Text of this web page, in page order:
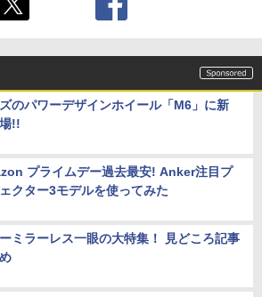
のパワーデザインホイール「M6」に新
!!
プライムデー過去最安! Anker注目プ
クター3モデルを使ってみた
ミラーレス一眼の大特集！ 見どころ記事